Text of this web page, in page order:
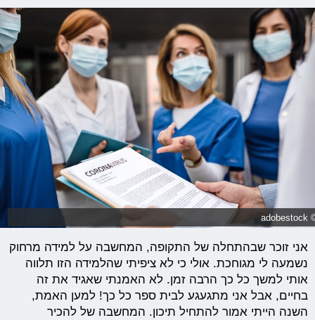
©
אני זוכר שבהתחלה של התקופה, המחשבה על למידה מרחוק
נשמעה לי מגוחכת. אולי כי לא ציפיתי שהלמידה הזו תלווה
אותי למשך כל כך הרבה זמן. לא האמנתי שאגיד את זה
בחיים, אבל אני מתגעגע לבית ספר כל כך! למען האמת,
השנה הייתי אמור להתחיל תיכון. המחשבה של להכיר